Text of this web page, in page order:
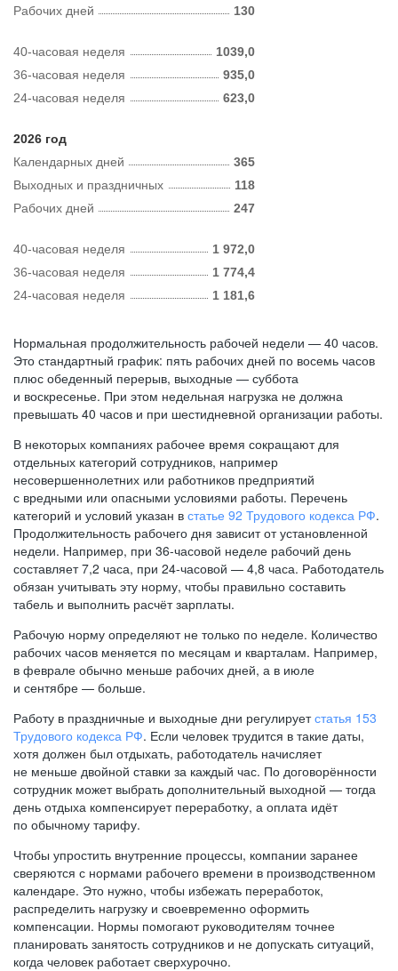
Рабочих дней 130
40-часовая неделя
1039,0
36-часовая неделя
935,0
24-часовая неделя
623,0
2026 год
Календарных дней
365
Рабочих дней 247
Выходных и праздничных 118
40-часовая неделя
1 972,0
36-часовая неделя
1 774,4
24-часовая неделя
1 181,6
Нормальная продолжительность рабочей недели — 40 часов.
Это стандартный график: пять рабочих дней по восемь часов
плюс обеденный перерыв, выходные — суббота
и воскресенье. При этом недельная нагрузка не должна
превышать 40 часов и при шестидневной организации работы.
В некоторых компаниях рабочее время сокращают для
отдельных категорий сотрудников, например
несовершеннолетних или работников предприятий
с вредными или опасными условиями работы. Перечень
категорий и условий указан в статье 92 Трудового кодекса РФ.
Продолжительность рабочего дня зависит от установленной
недели. Например, при 36-часовой неделе рабочий день
составляет 7,2 часа, при 24-часовой — 4,8 часа. Работодатель
обязан учитывать эту норму, чтобы правильно составить
табель и выполнить расчёт зарплаты.
Рабочую норму определяют не только по неделе. Количество
рабочих часов меняется по месяцам и кварталам. Например,
в феврале обычно меньше рабочих дней, а в июле
и сентябре — больше.
Работу в праздничные и выходные дни регулируетстатья 153
Трудового кодекса РФ. Если человек трудится в такие даты,
хотя должен был отдыхать, работодатель начисляет
не меньше двойной ставки за каждый час. По договорённости
сотрудник может выбрать дополнительный выходной — тогда
день отдыха компенсирует переработку, а оплата идёт
по обычному тарифу.
Чтобы упростить внутренние процессы, компании заранее
сверяются с нормами рабочего времени в производственном
календаре. Это нужно, чтобы избежать переработок,
распределить нагрузку и своевременно оформить
компенсации. Нормы помогают руководителям точнее
планировать занятость сотрудников и не допускать ситуаций,
когда человек работает сверхурочно.